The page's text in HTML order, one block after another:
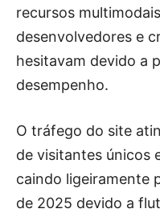
recursos
desenvolvedores e
hesitavam devido a
desempenho.
O tráfego do site
de visitantes únicos
caindo ligeiramente
de 2025 devido a